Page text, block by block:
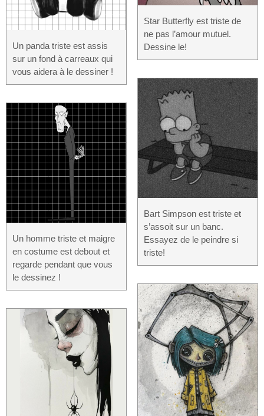
Un panda triste est assis
sur un fond à carreaux qui
vous aidera à le dessiner !
Un homme triste et maigre
en costume est debout et
regarde pendant que vous
le dessinez !
Star Butterfly est triste de
ne pas l’amour mutuel.
Dessine le!
Bart Simpson est triste et
s’assoit sur un banc.
Essayez de le peindre si
triste!